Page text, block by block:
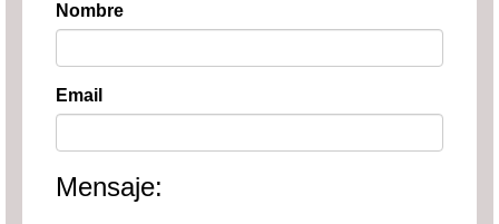
Nombre
Email
Mensaje: